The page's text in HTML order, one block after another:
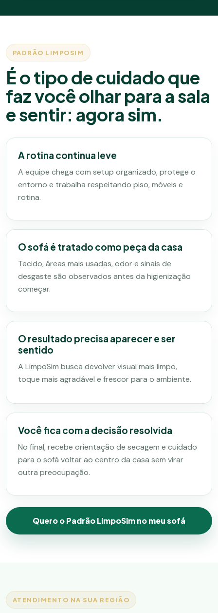
PADRÃO LIMPOSIM
É o tipo de cuidado que
faz você olhar para a sala
e sentir: agora sim.
A rotina continua leve
A equipe chega com setup organizado, protege o
entorno e trabalha respeitando piso, móveis e
rotina.
O sofá é tratado como peça da casa
Tecido, áreas mais usadas, odor e sinais de
desgaste são observados antes da higienização
começar.
O resultado precisa aparecer e ser
sentido
A LimpoSim busca devolver visual mais limpo,
toque mais agradável e frescor para o ambiente.
Você fica com a decisão resolvida
No final, recebe orientação de secagem e cuidado
para o sofá voltar ao centro da casa sem virar
outra preocupação.
Quero o Padrão LimpoSim no meu sofá
ATENDIMENTO NA SUA REGIÃO